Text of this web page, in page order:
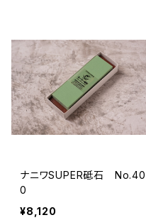
ナニワSUPER砥石 No.40
0
¥8,120